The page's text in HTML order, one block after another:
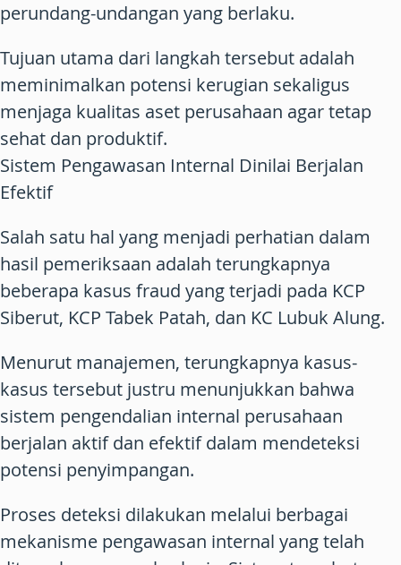
perundang-undangan yang berlaku.
Tujuan utama dari langkah tersebut adalah
meminimalkan potensi kerugian sekaligus
menjaga kualitas aset perusahaan agar tetap
sehat dan produktif.
Sistem Pengawasan Internal Dinilai Berjalan
Efektif
Salah satu hal yang menjadi perhatian dalam
hasil pemeriksaan adalah terungkapnya
beberapa kasus fraud yang terjadi pada KCP
Siberut, KCP Tabek Patah, dan KC Lubuk Alung.
Menurut manajemen, terungkapnya kasus-
kasus tersebut justru menunjukkan bahwa
sistem pengendalian internal perusahaan
berjalan aktif dan efektif dalam mendeteksi
potensi penyimpangan.
Proses deteksi dilakukan melalui berbagai
mekanisme pengawasan internal yang telah